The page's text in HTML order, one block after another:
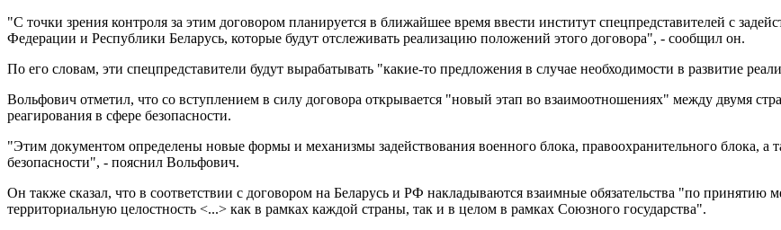
"С точки зрения контроля за этим договором планируется в ближайшее время ввести институт спецпредставителей с
Федерации и Республики Беларусь, которые будут отслеживать реализацию положений этого договора", - сообщил он.
По его словам, эти спецпредставители будут вырабатывать "какие-то предложения в случае необходимости в развитие
Вольфович отметил, что со вступлением в силу договора открывается "новый этап во взаимоотношениях" между двумя
реагирования в сфере безопасности.
"Этим документом определены новые формы и механизмы задействования военного блока, правоохранительного блока, а
безопасности", - пояснил Вольфович.
Он также сказал, что в соответствии с договором на Беларусь и РФ накладываются взаимные обязательства "по принятию
территориальную целостность <...> как в рамках каждой страны, так и в целом в рамках Союзного государства".